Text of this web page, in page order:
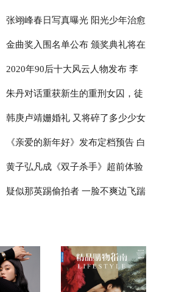
张翊峰春日写真曝光 阳光少年治愈
感满满
金曲奖入围名单公布 颁奖典礼将在
台北小巨蛋举行
2020年90后十大风云人物发布 李
子柒居首李佳琦辛有志纷纷入围
朱丹对话重获新生的重刑女囚，徒
步20公里亲历深山医疗
韩庚卢靖姗婚礼 又将碎了多少少女
的心
《亲爱的新年好》发布定档预告 白
百何张子枫温馨约定跨年公映
黄子弘凡成《双子杀手》超前体验
官 出席首映红毯推广电影革新
疑似那英踢偷拍者 一脸不爽边飞踹